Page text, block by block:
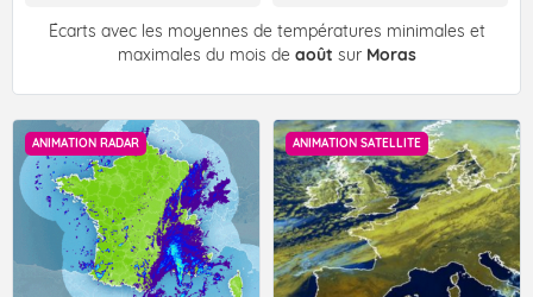
Écarts avec les moyennes de températures minimales et
maximales du mois de août sur Moras
ANIMATION RADAR ANIMATION SATELLITE